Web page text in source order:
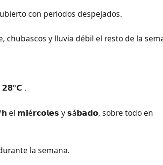
con periodos despejados.
chubascos y lluvia débil el resto de la
.
el 𝗺𝗶é𝗿𝗰𝗼𝗹𝗲𝘀 y 𝘀á𝗯𝗮𝗱𝗼, sobre todo en
la semana.